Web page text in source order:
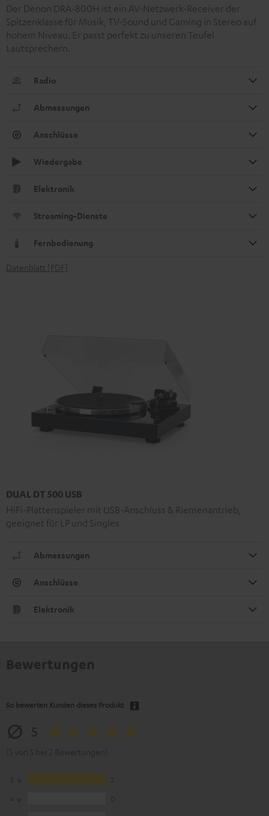
Der Denon DRA-800H ist ein AV-Netzwerk-Receiver der
Spitzenklasse für Musik, TV-Sound und Gaming in Stereo auf
hohem Niveau. Er passt perfekt zu unseren Teufel
Lautsprechern.
Radio
Abmessungen
Anschlüsse
Wiedergabe
Elektronik
Streaming-Dienste
Fernbedienung
Datenblatt [PDF]
DUAL DT 500 USB
HiFi-Plattenspieler mit USB-Anschluss & Riemenantrieb,
geeignet für LP und Singles
Abmessungen
Anschlüsse
Elektronik
So bewerten Kunden dieses Produkt